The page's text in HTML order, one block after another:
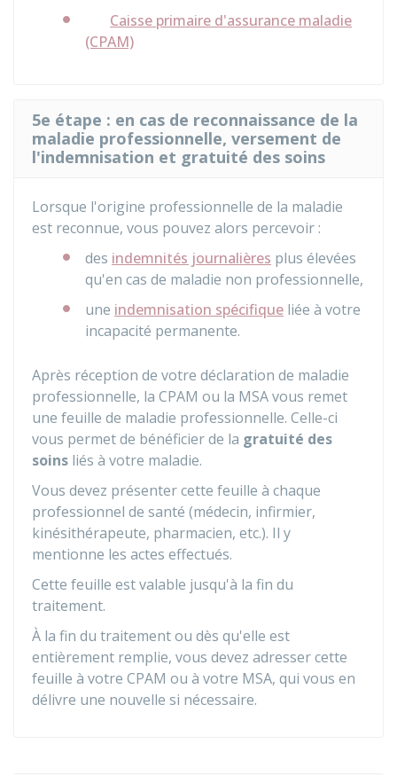
Caisse primaire d'assurance maladie
(CPAM)
5e étape : en cas de reconnaissance de la
maladie professionnelle, versement de
l'indemnisation et gratuité des soins
Lorsque l'origine professionnelle de la maladie
est reconnue, vous pouvez alors percevoir :
des indemnités journalières plus élevées
qu'en cas de maladie non professionnelle,
une indemnisation spécifique liée à votre
incapacité permanente.
Après réception de votre déclaration de maladie
professionnelle, la CPAM ou la MSA vous remet
une feuille de maladie professionnelle. Celle-ci
vous permet de bénéficier de la gratuité des
soins liés à votre maladie.
Vous devez présenter cette feuille à chaque
professionnel de santé (médecin, infirmier,
kinésithérapeute, pharmacien, etc.). Il y
mentionne les actes effectués.
Cette feuille est valable jusqu'à la fin du
traitement.
À la fin du traitement ou dès qu'elle est
entièrement remplie, vous devez adresser cette
feuille à votre CPAM ou à votre MSA, qui vous en
délivre une nouvelle si nécessaire.